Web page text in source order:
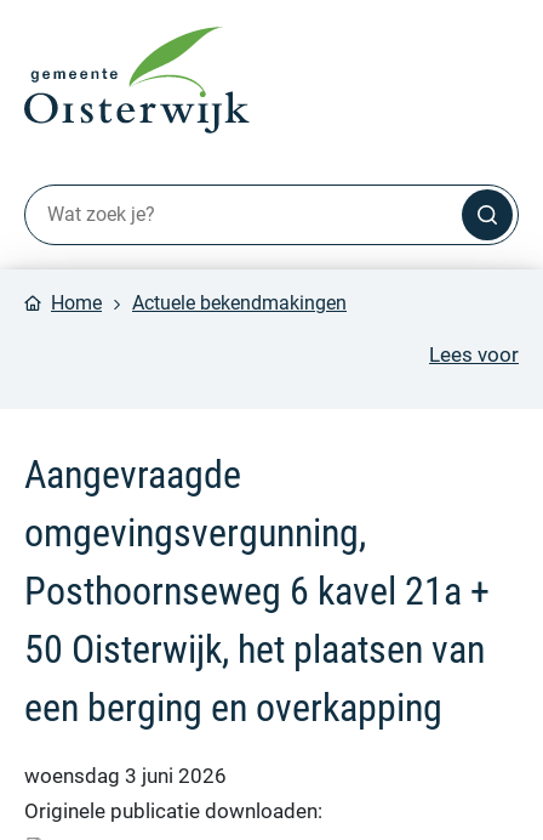
Home Actuele bekendmakingen
Lees voor
Aangevraagde
omgevingsvergunning,
Posthoornseweg 6 kavel 21a +
50 Oisterwijk, het plaatsen van
een berging en overkapping
woensdag 3 juni 2026
Originele publicatie downloaden: